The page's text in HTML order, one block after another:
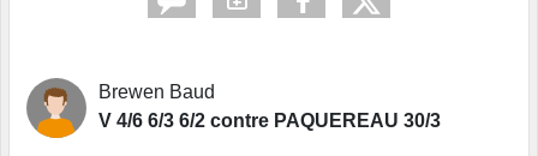
Brewen Baud
V 4/6 6/3 6/2 contre PAQUEREAU 30/3